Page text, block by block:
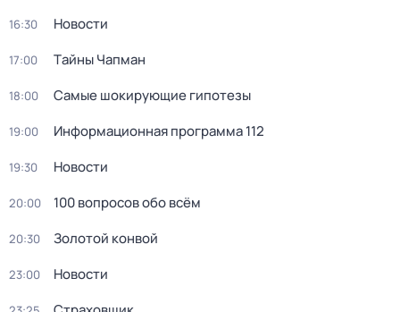
16:30 Новости
17:00 Тaйны Чапман
18:00 Самые шoкиpующие гипотезы
19:00 Информационная программа 112
19:30 Новости
20:00 100 вопросов обо всём
20:30 Золотой конвой
23:00 Новости